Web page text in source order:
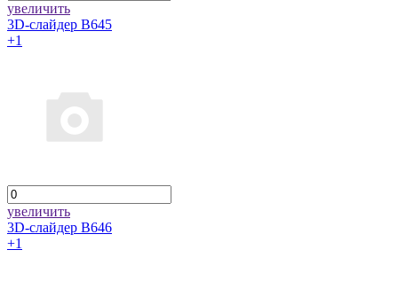
увеличить
3D-слайдер B645
+1
увеличить
3D-слайдер B646
+1